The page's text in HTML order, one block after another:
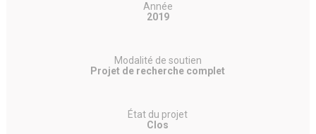
Année
2019
Modalité de soutien
Projet de recherche complet
État du projet
Clos